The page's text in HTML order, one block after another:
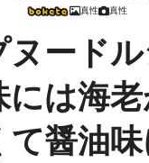
真性 真性
ヌード
には海
て醤油